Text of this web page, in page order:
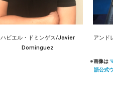
ハビエル・ドミンゲス/Javier
Dominguez
アンド
語公式